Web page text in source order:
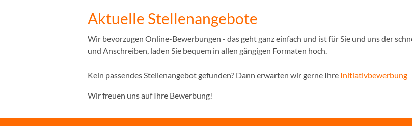
Aktuelle Stellenangebote
Wir bevorzugen Online-Bewerbungen - das geht ganz einfach und ist für Sie und uns der
und Anschreiben, laden Sie bequem in allen gängigen Formaten hoch.
Kein passendes Stellenangebot gefunden? Dann erwarten wir gerne Ihre Initiativbewerbung
Wir freuen uns auf Ihre Bewerbung!